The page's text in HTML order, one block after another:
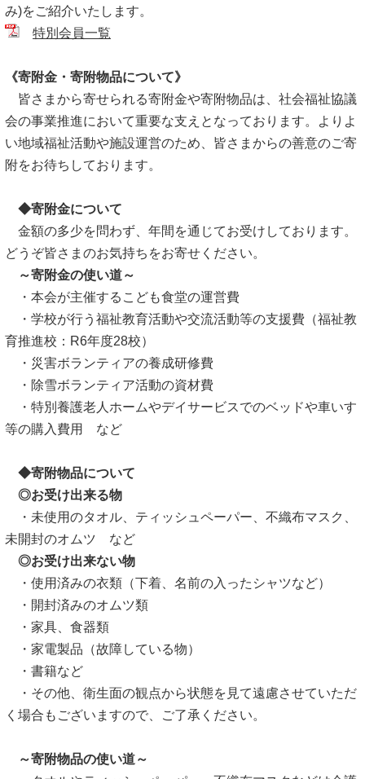
み)をご紹介いたします。
特別会員一覧
《寄附金・寄附物品について》
皆さまから寄せられる寄附金や寄附物品は、社会福祉協議
会の事業推進において重要な支えとなっております。よりよ
い地域福祉活動や施設運営のため、皆さまからの善意のご寄
附をお待ちしております。
◆寄附金について
金額の多少を問わず、年間を通じてお受けしております。
どうぞ皆さまのお気持ちをお寄せください。
～寄附金の使い道～
・本会が主催するこども食堂の運営費
・学校が行う福祉教育活動や交流活動等の支援費（福祉教
育推進校：R6年度28校）
・災害ボランティアの養成研修費
・除雪ボランティア活動の資材費
・特別養護老人ホームやデイサービスでのベッドや車いす
等の購入費用 など
◆寄附物品について
◎お受け出来る物
・未使用のタオル、ティッシュペーパー、不織布マスク、
未開封のオムツ など
◎お受け出来ない物
・使用済みの衣類（下着、名前の入ったシャツなど）
・開封済みのオムツ類
・家具、食器類
・家電製品（故障している物）
・書籍など
・その他、衛生面の観点から状態を見て遠慮させていただ
く場合もございますので、ご了承ください。
～寄附物品の使い道～